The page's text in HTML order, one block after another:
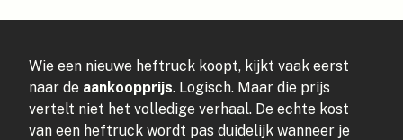
Wie een nieuwe heftruck koopt, kijkt vaak eerst
naar de aankoopprijs. Logisch. Maar die prijs
vertelt niet het volledige verhaal. De echte kost
van een heftruck wordt pas duidelijk wanneer je